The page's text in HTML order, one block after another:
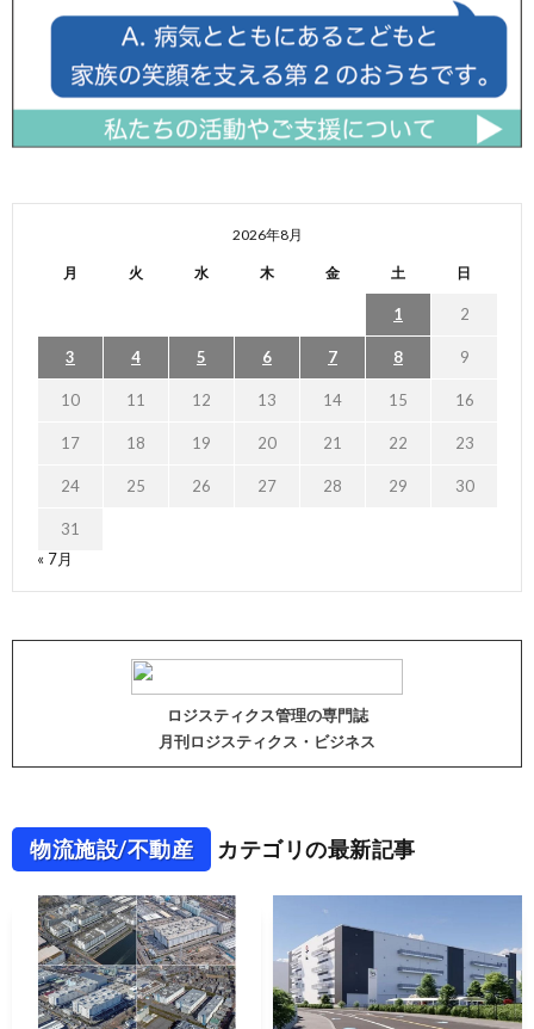
2026年8月
月 火 水 木 金 土 日
1 2
3 4 5 6 7 8 9
10 11 12 13 14 15 16
17 18 19 20 21 22 23
24 25 26 27 28 29 30
31
« 7月
ロジスティクス管理の専門誌
月刊ロジスティクス・ビジネス
物流施設/不動産 カテゴリの最新記事